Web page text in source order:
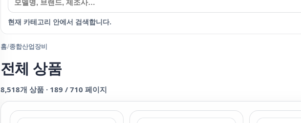
현재 카테고리 안에서 검색합니다.
홈/종합산업장비
전체 상품
8,518개 상품 · 189 / 710 페이지